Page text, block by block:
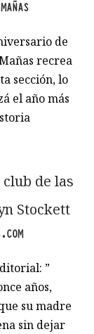
de
recrea
sección, lo
el año más
de las
Stockett
”
años,
su madre
sin dejar